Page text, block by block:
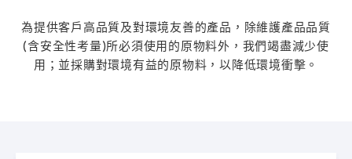
為提供客戶高品質及對環境友善的產品，除維護產品品質
(含安全性考量)所必須使用的原物料外，我們竭盡減少使
用；並採購對環境有益的原物料，以降低環境衝擊。